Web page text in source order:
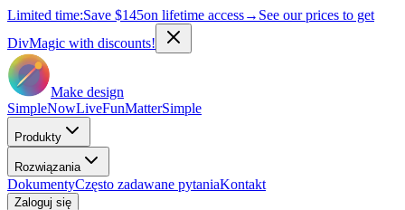
Limited time:Save $145on lifetime access→ See our prices to get
DivMagic with discounts!
Make design
SimpleNowLiveFunMatterSimple
Produkty
Rozwiązania
DokumentyCzęsto zadawane pytaniaKontakt
Zaloguj się